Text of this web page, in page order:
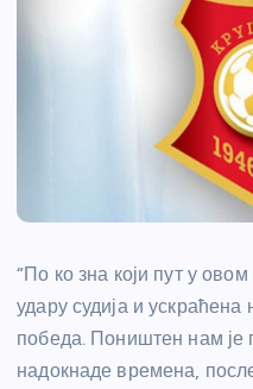
“По ко зна који пут у
удару судија и
победа. Поништен нам је
надокнаде времена,